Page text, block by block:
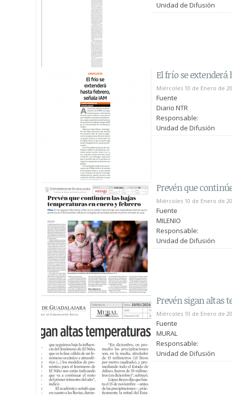
Unidad de Difusión
El frío se extenderá
Miércoles 10 de Enero de
Fuente
Diario NTR
Responsable:
Unidad de Difusión
Prevén que
Miércoles 10 de Enero de
Fuente
MILENIO
Responsable:
Unidad de Difusión
Prevén sigan altas
Miércoles 10 de Enero de
Fuente
MURAL
Responsable:
Unidad de Difusión